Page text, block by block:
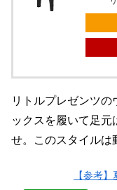
リトルプレゼンツ
ックスを履いて足元
せ。このスタイルは
【参考